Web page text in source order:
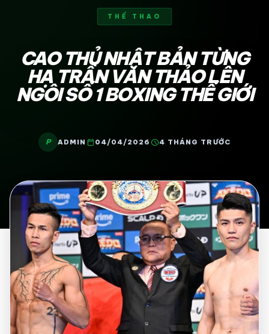
THỂ THAO
CAO THỦ NHẬT BẢN TỪNG
HẠ TRẦN VĂN THẢO LÊN
NGÔI SỐ 1 BOXING THẾ GIỚI
P ADMIN calendar_today 04/04/2026 schedule4 THÁNG TRƯỚC